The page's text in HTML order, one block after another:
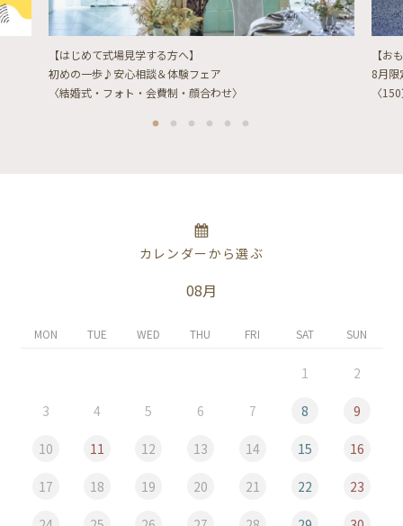
【はじめて式場見学する方へ】
初めの一歩♪安心相談＆体験フェア
〈結婚式・フォト・会費制・顔合わせ〉
【お
8月限
〈
カレンダーから選ぶ
08月
MON TUE WED THU FRI SAT SUN
1 2
3 4 5 6 7 8 9
10 11 12 13 14 15 16
17 18 19 20 21 22 23